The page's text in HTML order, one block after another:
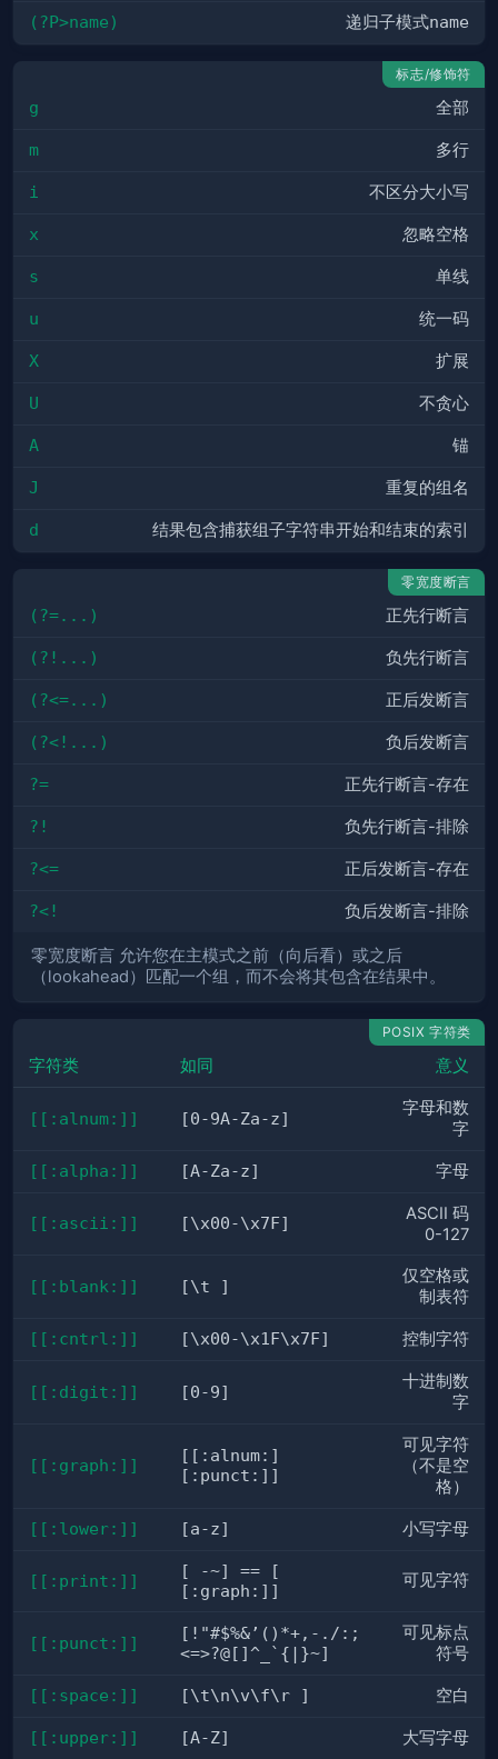
(?P>name) 递归子模式name
标志/修饰符
g 全部
m 多行
i 不区分大小写
x 忽略空格
s 单线
u 统一码
X 扩展
U 不贪心
A 锚
J 重复的组名
d 结果包含捕获组子字符串开始和结束的索引
零宽度断言
(?=...) 正先行断言
(?!...) 负先行断言
(?<=...) 正后发断言
(?<!...) 负后发断言
?= 正先行断言-存在
?! 负先行断言-排除
?<= 正后发断言-存在
?<! 负后发断言-排除
零宽度断言 允许您在主模式之前（向后看）或之后
（lookahead）匹配一个组，而不会将其包含在结果中。
POSIX 字符类
字符类 如同 意义
[[:alnum:]] [0-9A-Za-z]
字母和数
字
[[:alpha:]] [A-Za-z] 字母
[[:ascii:]] [\x00-\x7F]
ASCII 码
0-127
[[:blank:]] [\t ]
仅空格或
制表符
[[:cntrl:]] [\x00-\x1F\x7F] 控制字符
[[:digit:]] [0-9]
十进制数
字
[[:graph:]]
[[:alnum:]
[:punct:]]
可见字符
（不是空
格）
[[:lower:]] [a-z] 小写字母
[[:print:]]
[ -~] == [
[:graph:]]
可见字符
[[:punct:]]
[!"#$%&’()*+,-./:;
<=>?@[]^_`{|}~]
可见标点
符号
[[:space:]] [\t\n\v\f\r ] 空白
[[:upper:]] [A-Z] 大写字母